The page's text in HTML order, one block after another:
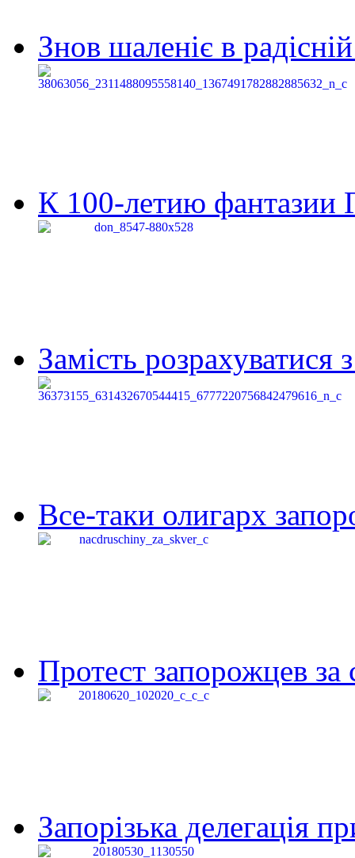
Знов шаленіє в
К 100-летию фантазии
Замість
Все-таки олигарх
Протест запорожцев за
Запорізька делегація